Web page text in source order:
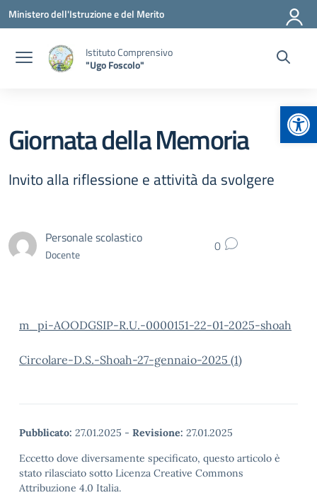
Vai ai contenuti
Vai al menu di navigazione
Vai al footer
Ministero dell'Istruzione e del Merito
Istituto Comprensivo
"Ugo Foscolo"
Giornata della Memoria
Invito alla riflessione e attività da svolgere
Personale scolastico
Docente 0
m_pi-AOODGSIP-R.U.-0000151-22-01-2025-shoah
Circolare-D.S.-Shoah-27-gennaio-2025 (1)
Pubblicato: 27.01.2025 - Revisione: 27.01.2025
Eccetto dove diversamente specificato, questo articolo è
stato rilasciato sotto Licenza Creative Commons
Attribuzione 4.0 Italia.